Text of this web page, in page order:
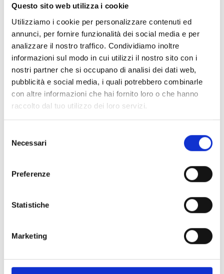
Questo sito web utilizza i cookie
Utilizziamo i cookie per personalizzare contenuti ed
annunci, per fornire funzionalità dei social media e per
analizzare il nostro traffico. Condividiamo inoltre
informazioni sul modo in cui utilizzi il nostro sito con i
nostri partner che si occupano di analisi dei dati web,
pubblicità e social media, i quali potrebbero combinarle
con altre informazioni che hai fornito loro o che hanno
raccolto dal tuo utilizzo dei loro servizi.
delNecessari
Preferenze
Statistiche
Marketing
d’uso completa, simile a quella del pannello fisico,
ma con la flessibilità del controllo remoto.
Scarica il software
Accedi a MyInim e scarica il
software nella sezione documenti
Scarica la documentazione